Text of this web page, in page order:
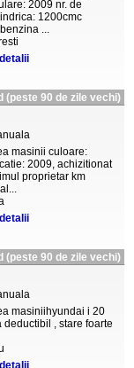
2009 nr. de
1200cmc
...
(peste 90 de zile vechi)
masinii culoare:
2009, achizitionat
proprietar km
(peste 90 de zile vechi)
masiniihyundai i 20
deductibil , stare foarte